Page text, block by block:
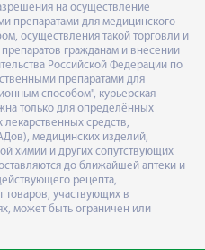
на осуществление
препаратами для медицинского
осуществления такой торговли и
гражданам и внесении
Российской Федерации по
препаратами для
способом", курьерская
только для определённых
лекарственных средств,
медицинских изделий,
химии и других сопутствующих
до ближайшей аптеки и
рецепта,
участвующих в
может быть ограничен или